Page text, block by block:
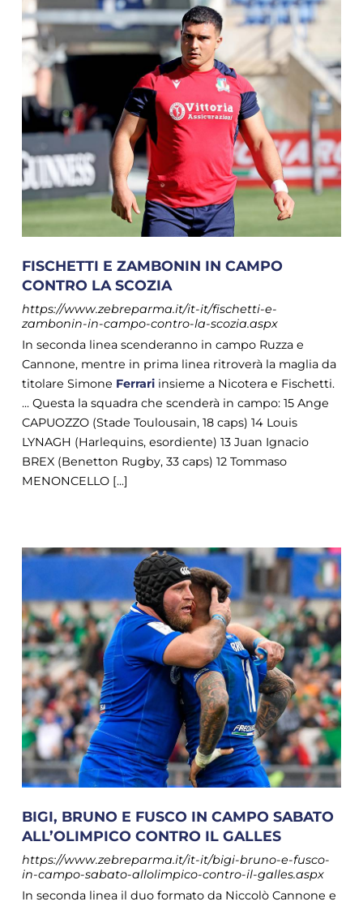
FISCHETTI E ZAMBONIN IN CAMPO
CONTRO LA SCOZIA
https://www.zebreparma.it/it-it/fischetti-e-
zambonin-in-campo-contro-la-scozia.aspx
In seconda linea scenderanno in campo Ruzza e
Cannone, mentre in prima linea ritroverà la maglia da
titolare Simone Ferrariinsieme a Nicotera e Fischetti.
... Questa la squadra che scenderà in campo: 15 Ange
CAPUOZZO (Stade Toulousain, 18 caps) 14 Louis
LYNAGH (Harlequins, esordiente) 13 Juan Ignacio
BREX (Benetton Rugby, 33 caps) 12 Tommaso
MENONCELLO [...]
BIGI, BRUNO E FUSCO IN CAMPO SABATO
ALL’OLIMPICO CONTRO IL GALLES
https://www.zebreparma.it/it-it/bigi-bruno-e-fusco-
in-campo-sabato-allolimpico-contro-il-galles.aspx
In seconda linea il duo formato da Niccolò Cannone e